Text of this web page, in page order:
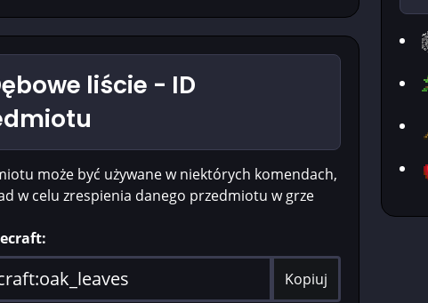
liście - ID
może być używane w niektórych komendach,
w celu zrespienia danego przedmiotu w grze
Kopiuj